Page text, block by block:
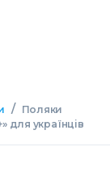
/
Поляки
для українців